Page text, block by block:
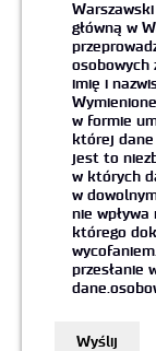
główną w
imię i
w formie
której dane
jest to
w których
w
nie
którego
przesłanie